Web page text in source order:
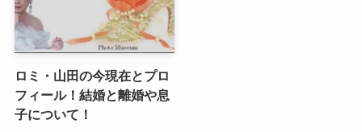
ロミ・山田の今現在とプロ
フィール！結婚と離婚や息
子について！